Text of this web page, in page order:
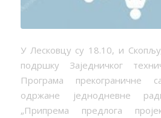
У Лесковцу су 18.10, и
подршку Заједничког
Програма прекограничне
одржане једнодневне
„Припрема предлога